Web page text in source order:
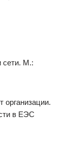
сети. М.:
организации.
в ЕЭС